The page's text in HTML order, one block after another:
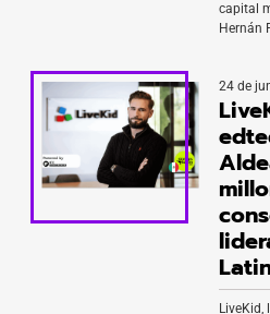
capital
Hernán
desde
escala.
Bark &
24 de